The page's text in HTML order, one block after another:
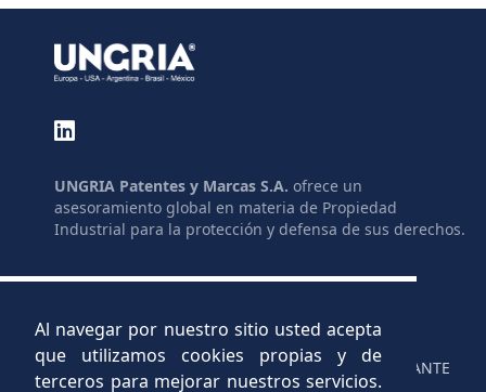
Al navegar por nuestro sitio usted acepta
que utilizamos cookies propias y de
terceros para mejorar nuestros servicios.
UNGRIA Patentes y Marcas S.A. ofrece un
asesoramiento global en materia de Propiedad
Industrial para la protección y defensa de sus derechos.
GLOSARIO
LEGAL
PRIVACIDAD
CONTACTO
ENLACES
AYUDAS
C.V.
CANAL INFORMANTE